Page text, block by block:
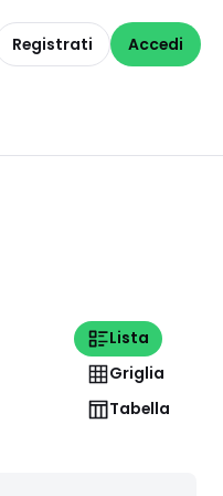
Registrati Accedi
Lista
Griglia
Tabella